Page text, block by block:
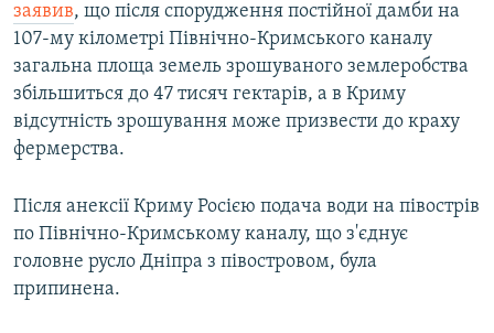
заявив, що після спорудження постійної дамби на
107-му кілометрі Північно-Кримського каналу
загальна площа земель зрошуваного землеробства
збільшиться до 47 тисяч гектарів, а в Криму
відсутність зрошування може призвести до краху
фермерства.
Після анексії Криму Росією подача води на півострів
по Північно-Кримському каналу, що з'єднує
головне русло Дніпра з півостровом, була
припинена.